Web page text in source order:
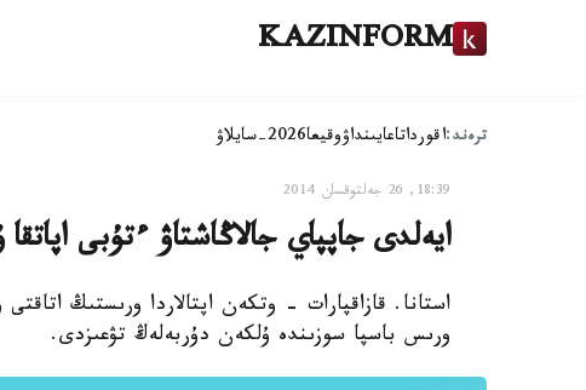
KAZINFORM
ترەند:اقورداتاعايىنداۋوقيعا2026-سايلاۋ
18:39, 26 جەلتوقسان 2014
ايەلدى جاپپاي جالاڭاشتاۋ ءتۇبى
استانا. قازاقپارات - وتكەن اپتالاردا ورىستىڭ
ورىس باسپا سوزىندە ۇلكەن دۇربەلەڭ تۋعىزدى.